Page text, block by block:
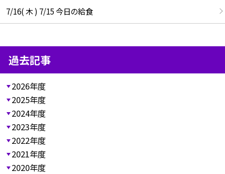
7/16( 木 ) 7/15 今日の給食
過去記事
2026年度
2025年度
2024年度
2023年度
2022年度
2021年度
2020年度